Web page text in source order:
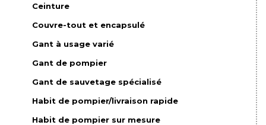
Ceinture
Couvre-tout et encapsulé
Gant à usage varié
Gant de pompier
Gant de sauvetage spécialisé
Habit de pompier/livraison rapide
Habit de pompier sur mesure